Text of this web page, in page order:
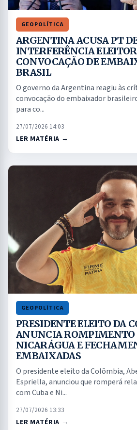
GEOPOLÍTICA
ARGENTINA ACUSA PT
INTERFERÊNCIA
CONVOCAÇÃO DE
BRASIL
O governo da Argentina reagiu às
convocação do embaixador
para co...
27/07/2026 14:03
LER MATÉRIA →
GEOPOLÍTICA
PRESIDENTE ELEITO DA
ANUNCIA ROMPIMENTO
NICARÁGUA E
EMBAIXADAS
O presidente eleito da Colômbia,
Espriella, anunciou que romperá
com Cuba e Ni...
27/07/2026 13:33
LER MATÉRIA →